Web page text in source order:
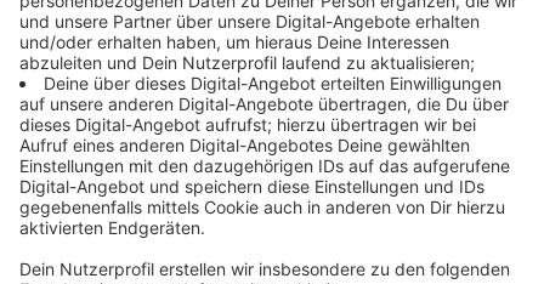
Nicolas hat die Zeit genutzt und endlich mal seine
Werkstatt aufgeräumt. Und Ines hat tatsächlich
telefoniert - das hat sie wohl schon ewig nicht mehr
gemacht. Das Problem: Viele konnten auch nicht
Netflix oder andere Streamingdienstanbieter schauen,
der Internetanbieter Vodafone hatte zeitgleich eine
große Störung. Die ist aber mittlerweile behoben.
Genau wie die Facebookstörung. Das Unternehmen ist
auf Ursachensuche. Es soll wohl Probleme mit einem
DNS Dienst gegeben haben - das bedeutet, dass Sie